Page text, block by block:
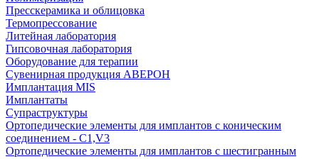
Пресскерамика и облицовка
Термопрессование
Литейная лаборатория
Гипсовочная лаборатория
Оборудование для терапии
Сувенирная продукция АВЕРОН
Имплантация MIS
Имплантаты
Супраструктуры
Ортопедические элементы для имплантов с коническим
соединением - C1,V3
Ортопедические элементы для имплантов с шестигранным